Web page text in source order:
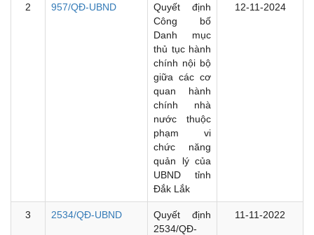
2 957/QĐ-UBND
Quyết định
Công bố
Danh mục
thủ tục hành
chính nội bộ
giữa các cơ
quan hành
chính nhà
nước thuộc
phạm vi
chức năng
quản lý của
UBND tỉnh
Đắk Lắk
12-11-2024
3 2534/QĐ-UBND
Quyết định
2534/QĐ-
11-11-2022